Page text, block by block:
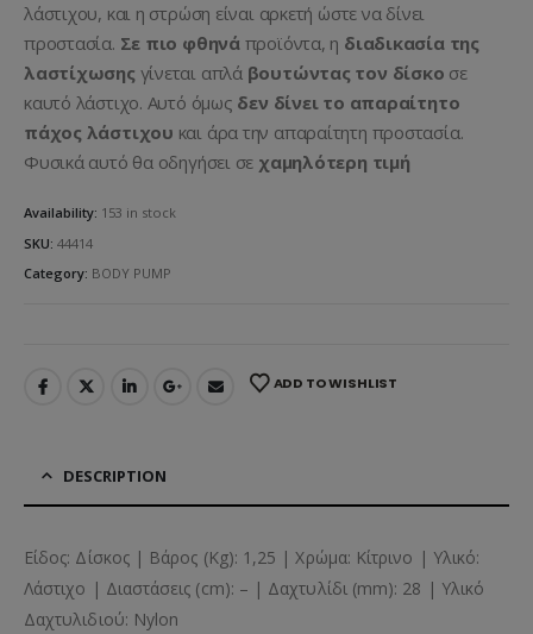
λάστιχου, και η στρώση είναι αρκετή ώστε να δίνει
προστασία. Σε πιο φθηνάπροϊόντα, η διαδικασία της
λαστίχωσης γίνεται απλάβουτώντας τον δίσκο σε
καυτό λάστιχο. Αυτό όμως δεν δίνει το απαραίτητο
πάχος λάστιχου και άρα την απαραίτητη προστασία.
Φυσικά αυτό θα οδηγήσει σε χαμηλότερη τιμή
Availability: 153 in stock
SKU: 44414
Category: BODY PUMP
ADD TO WISHLIST
DESCRIPTION
Είδος: Δίσκος | Βάρος (Kg): 1,25 | Χρώμα: Κίτρινο | Υλικό:
Λάστιχο | Διαστάσεις (cm): – | Δαχτυλίδι (mm): 28 | Υλικό
Δαχτυλιδιού: Nylon